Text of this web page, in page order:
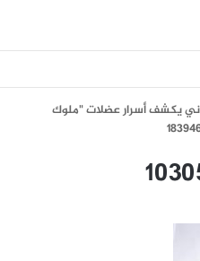
يكشف أسرار عضلات "ملوك